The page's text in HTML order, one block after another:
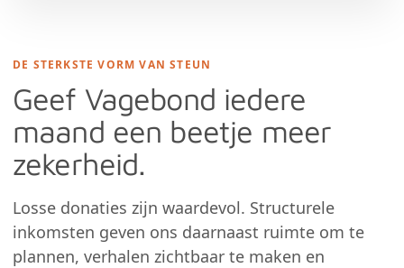
DE STERKSTE VORM VAN STEUN
Geef Vagebond iedere
maand een beetje meer
zekerheid.
Losse donaties zijn waardevol. Structurele
inkomsten geven ons daarnaast ruimte om te
plannen, verhalen zichtbaar te maken en